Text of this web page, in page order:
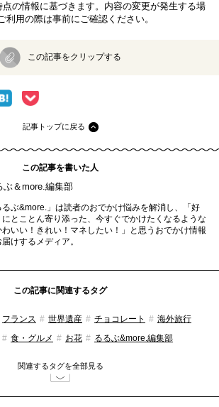
の情報に基づきます。内容の変更が発生する場
利用の際は事前にご確認ください。
この記事をクリップする
記事トップに戻る
この記事を書いた人
ぶ＆more.編集部
るぶ&more.」は読者のおでかけ悩みを解消し、「好
にとことん寄り添った、今すぐでかけたくなるような
わいい！きれい！マネしたい！」と思うおでかけ情報
届けするメディア。
この記事に関連するタグ
フランス 世界遺産 チョコレート
海外旅行
食・グルメ お花 るるぶ&more.編集部
関連するタグを全部見る